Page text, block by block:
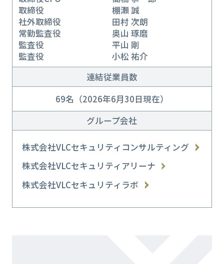
取締役 棚瀬 誠
社外取締役 田村 次朗
常勤監査役 奥山 琢磨
監査役 平山 剛
監査役 小松 祐介
連結従業員数
69名（2026年6月30日現在）
グループ会社
株式会社VLCセキュリティコンサルティング
株式会社VLCセキュリティアリーナ
株式会社VLCセキュリティラボ